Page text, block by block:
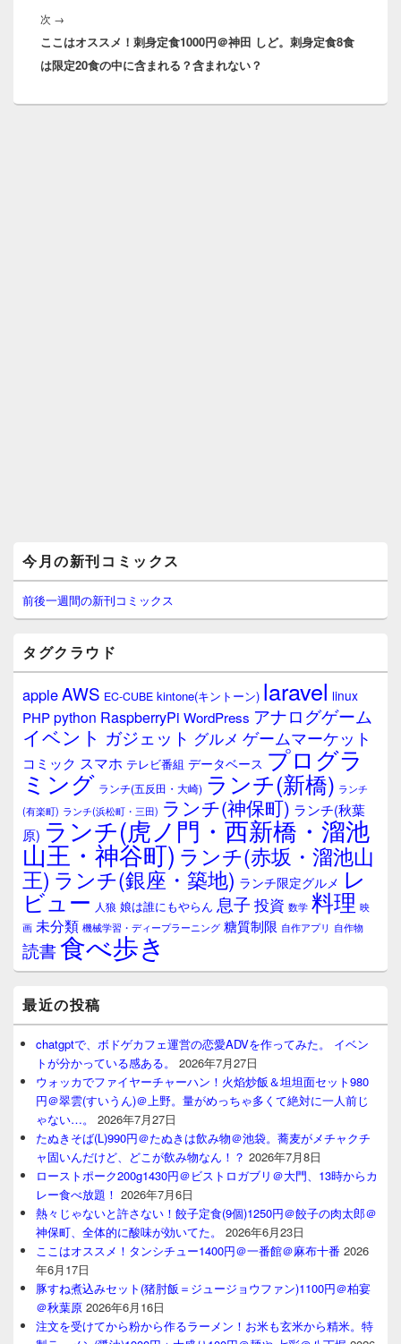
シ
ョ
ン
次 →
の
投
ここはオススメ！刺身定食1000円＠神田 しど。刺身定食8食
は限定20食の中に含まれる？含まれない？
イ
ン
サ
イ
ウ
ィ
ジ
ェ
ア
今月の新刊コミックス
前後一週間の新刊コミックス
タグクラウド
appleAWS EC-CUBE kintone(キントーン) laravel linux
PHPpython RaspberryPi WordPress アナログゲーム
イベント ガジェット グルメ ゲームマーケット
コミック スマホ テレビ番組 データベース プログラ
ミング ランチ(五反田・大崎) ランチ(新橋) ランチ
(有楽町) ランチ(浜松町・三田) ランチ(神保町) ランチ(秋葉
原) ランチ(虎ノ門・西新橋・溜池
山王・神谷町) ランチ(赤坂・溜池山
王) ランチ(銀座・築地) ランチ限定グルメ レ
ビュー 人狼 娘は誰にもやらん 息子 投資 数学 料理 映
画 未分類 機械学習・ディープラーニング 糖質制限 自作アプリ 自作物
読書食べ歩き
最近の投稿
chatgptで、ボドゲカフェ運営の恋愛ADVを作ってみた。 イベン
トが分かっている感ある。
2026年7月27日
ウォッカでファイヤーチャーハン！火焰炒飯＆坦坦面セット980
円＠翠雲(すいうん)＠上野。量がめっちゃ多くて絶対に一人前じ
ゃない…。
2026年7月27日
たぬきそば(L)990円＠たぬきは飲み物＠池袋。蕎麦がメチャクチ
ャ固いんだけど、どこが飲み物なん！？ 2026年7月8日
ローストポーク200g1430円＠ビストロガブリ＠大門、13時からカ
レー食べ放題！ 2026年7月6日
熱々じゃないと許さない！餃子定食(9個)1250円＠餃子の肉太郎＠
神保町、全体的に酸味が効いてた。
2026年6月23日
ここはオススメ！タンシチュー1400円＠一番館＠麻布十番 2026
年6月17日
豚すね煮込みセット(猪肘飯＝ジュージョウファン)1100円＠柏宴
＠秋葉原 2026年6月16日
注文を受けてから粉から作るラーメン！お米も玄米から精米。特